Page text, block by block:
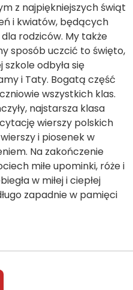
z najpiękniejszych świąt
i kwiatów, będących
rodziców. My także
sposób uczcić to święto,
odbyła się
i Taty. Bogatą część
wszystkich klas.
najstarsza klasa
wierszy polskich
i piosenek w
Na zakończenie
miłe upominki, róże i
w miłej i ciepłej
zapadnie w pamięci